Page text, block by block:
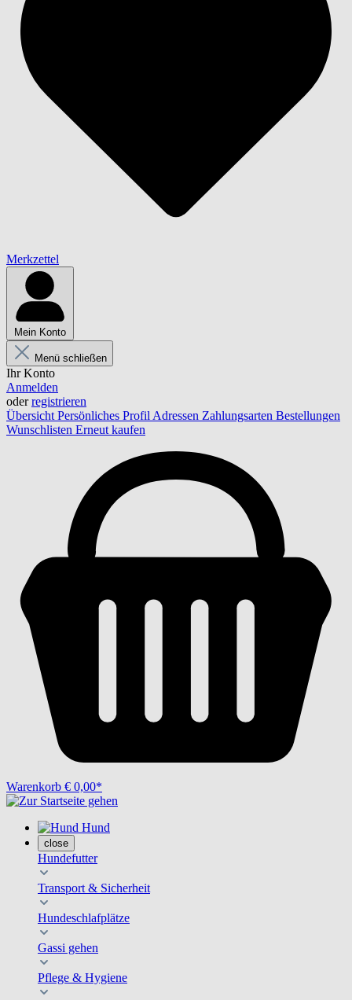
Merkzettel
Mein Konto
Menü schließen
Ihr Konto
Anmelden
oderregistrieren
Übersicht Persönliches Profil Adressen Zahlungsarten Bestellungen
Wunschlisten Erneut kaufen
Warenkorb € 0,00*
Hund
close
Hundefutter
Transport & Sicherheit
Hundeschlafplätze
Gassi gehen
Pflege & Hygiene